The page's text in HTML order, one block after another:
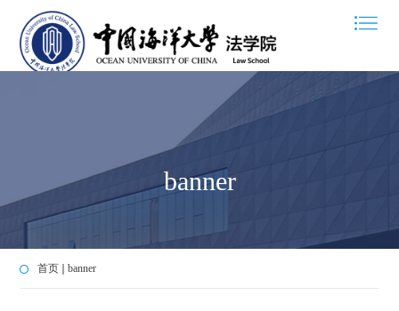
banner
首页 banner